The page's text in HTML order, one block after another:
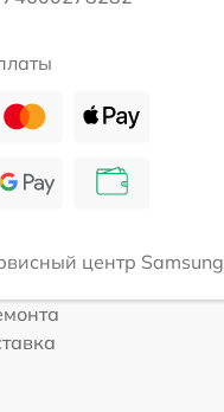
центр Samsung